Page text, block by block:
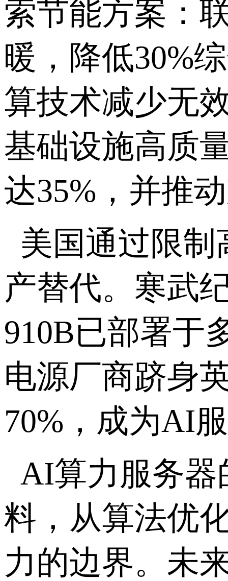
索节能方案：
暖，降低30%
算技术减少无
基础设施高质
达35%，并推
美国通过限制
产替代。寒武
910B已部署于
电源厂商跻身
70%，成为AI
AI算力服务器
料，从算法优
力的边界。未